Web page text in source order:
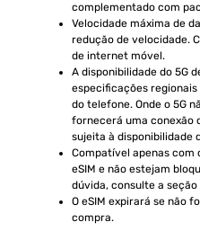
complementado com
Velocidade máxima de
redução de velocidade.
de internet móvel.
A disponibilidade do 5G
especificações
do telefone. Onde o 5G
fornecerá uma conexão
sujeita à disponibilidade
Compatível apenas com
eSIM e não estejam
dúvida, consulte a
O eSIM expirará se não
compra.